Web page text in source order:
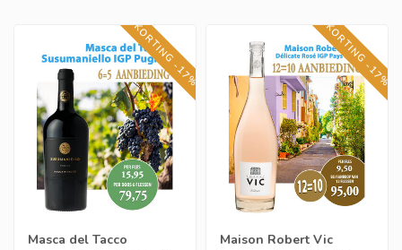
KORTING -17%
Masca del Tacco
KORTING -17%
Maison Robert Vic